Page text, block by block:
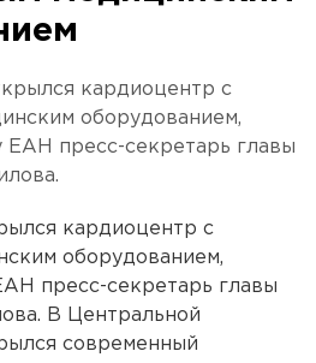
кардиоцентр с
оборудованием,
ЕАН пресс-секретарь главы
кардиоцентр с
оборудованием,
пресс-секретарь главы
В Центральной
современный